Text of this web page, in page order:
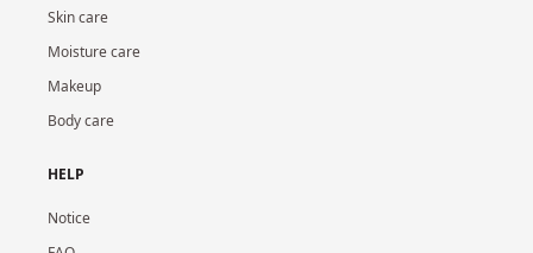
Skin care
Moisture care
Makeup
Body care
HELP
Notice